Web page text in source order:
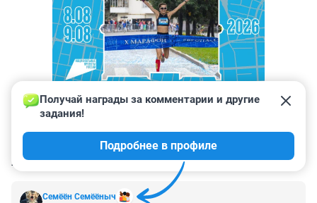
КОММЕНТАРИИ 38
Семёён Семёёныч
Получай награды за комментарии и другие
задания!
Подробнее в профиле